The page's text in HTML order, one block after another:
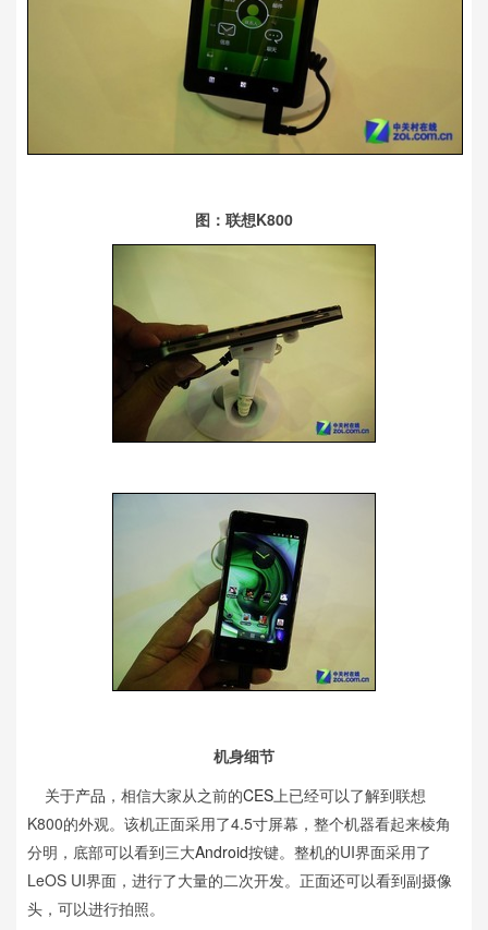
图：联想K800
机身细节
关于产品 ，相信大家从之前的CES上已经可以了解到联想
K800的外观。该机正面采用了4.5寸屏幕，整个机器看起来棱角
分明，底部可以看到三大Android按键。整机的UI界面采用了
LeOS UI界面，进行了大量的二次开发。正面还可以看到副摄像
头，可以进行拍照。